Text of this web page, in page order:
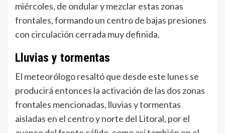
miércoles, de ondular y mezclar estas zonas
frontales, formando un centro de bajas presiones
con circulación cerrada muy definida.
Lluvias y tormentas
El meteorólogo resaltó que desde este lunes se
producirá entonces la activación de las dos zonas
frontales mencionadas, lluvias y tormentas
aisladas en el centro y norte del Litoral, por el